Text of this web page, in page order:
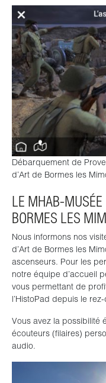
Débarquement de
d’Art de Bormes les
LE MHAB-MUSÉE
BORMES LES
Nous informons nos
d’Art de Bormes les
ascenseurs. Pour les
notre équipe d’accueil
vous permettant de
l’HistoPad depuis le
Vous avez la possibilité
écouteurs (filaires)
audio.